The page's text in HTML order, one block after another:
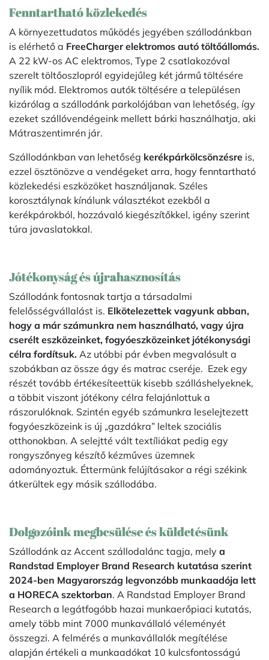
Fenntartható közlekedés
A környezettudatos működés jegyében szállodánkban
is elérhető a FreeCharger elektromos autó töltőállomás.
A 22 kW-os AC elektromos, Type 2 csatlakozóval
szerelt töltőoszlopról egyidejűleg két jármű töltésére
nyílik mód. Elektromos autók töltésére a településen
kizárólag a szállodánk parkolójában van lehetőség, így
ezeket szállóvendégeink mellett bárki használhatja, aki
Mátraszentimrén jár.
Szállodánkban van lehetőség kerékpárkölcsönzésre is,
ezzel ösztönözve a vendégeket arra, hogy fenntartható
közlekedési eszközöket használjanak. Széles
korosztálynak kínálunk választékot ezekből a
kerékpárokból, hozzávaló kiegészítőkkel, igény szerint
túra javaslatokkal.
Jótékonyság és újrahasznosítás
Szállodánk fontosnak tartja a társadalmi
felelősségvállalást is. Elkötelezettek vagyunk abban,
hogy a már számunkra nem használható, vagy újra
cserélt eszközeinket, fogyóeszközeinket jótékonysági
célra fordítsuk. Az utóbbi pár évben megvalósult a
szobákban az össze ágy és matrac cseréje. Ezek egy
részét tovább értékesíteettük kisebb szálláshelyeknek,
a többit viszont jótékony célra felajánlottuk a
rászorulóknak. Szintén egyéb számunkra leselejtezett
fogyóeszközeink is új „gazdákra” leltek szociális
otthonokban. A selejtté vált textíliákat pedig egy
rongyszőnyeg készítő kézműves üzemnek
adományoztuk. Éttermünk felújításakor a régi székink
átkerültek egy másik szállodába.
Dolgozóink megbcsülése és küldetésünk
Szállodánk az Accent szállodalánc tagja, mely a
Randstad Employer Brand Research kutatása szerint
2024-ben Magyarország legvonzóbb munkaadója lett
a HORECA szektorban. A Randstad Employer Brand
Research a legátfogóbb hazai munkaerőpiaci kutatás,
amely több mint 7000 munkavállaló véleményét
összegzi. A felmérés a munkavállalók megítélése
alapján értékeli a munkaadókat 10 kulcsfontosságú